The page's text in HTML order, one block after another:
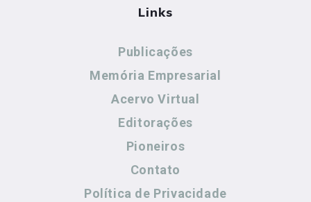
Links
Publicações
Memória Empresarial
Acervo Virtual
Editorações
Pioneiros
Contato
Política de Privacidade